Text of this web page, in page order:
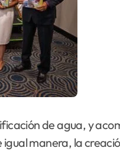
de agua, y
manera, la